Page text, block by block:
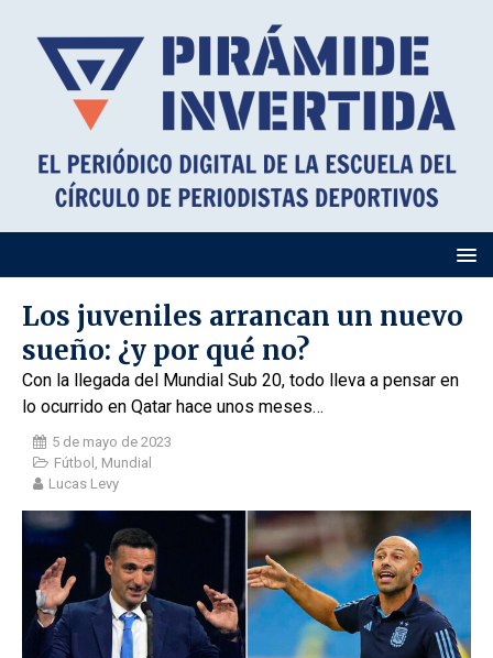
Los juveniles arrancan un nuevo
sueño: ¿y por qué no?
Con la llegada del Mundial Sub 20, todo lleva a pensar en
lo ocurrido en Qatar hace unos meses…
5 de mayo de 2023
Fútbol , Mundial
Lucas Levy